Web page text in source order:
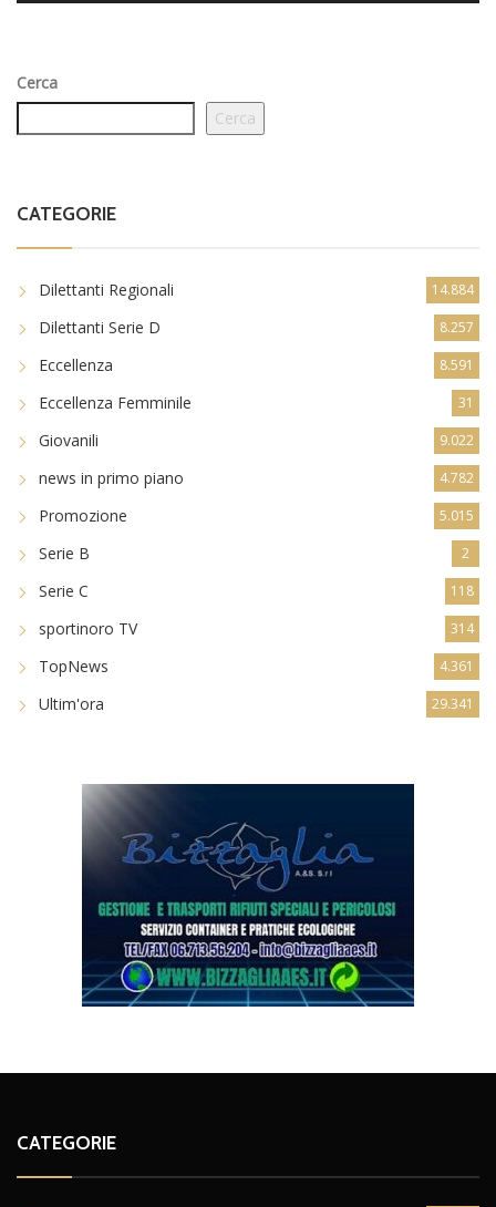
Cerca
Cerca
CATEGORIE
Dilettanti Regionali 14.884
Dilettanti Serie D 8.257
Eccellenza 8.591
Eccellenza Femminile 31
Giovanili 9.022
news in primo piano 4.782
Promozione 5.015
Serie B 2
Serie C 118
sportinoro TV 314
TopNews 4.361
Ultim'ora 29.341
CATEGORIE